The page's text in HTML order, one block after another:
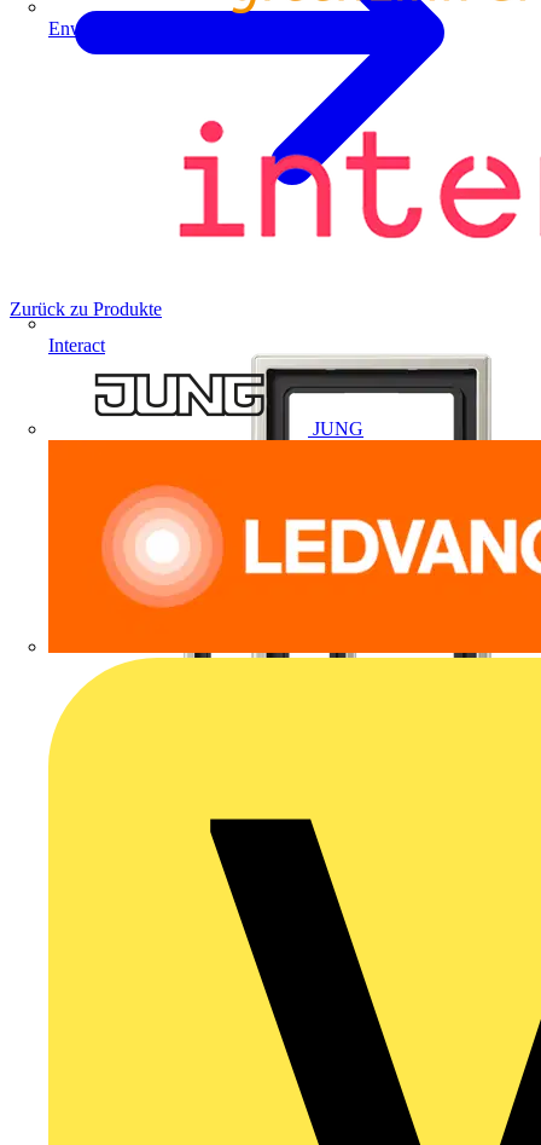
Enwitec
Interact
JUNG
Zurück zu Produkte